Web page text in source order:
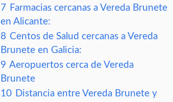
7 Farmacias cercanas a Vereda Brunete
en Alicante:
8 Centos de Salud cercanas a Vereda
Brunete en Galicia:
9 Aeropuertos cerca de Vereda
Brunete
10 Distancia entre Vereda Brunete y